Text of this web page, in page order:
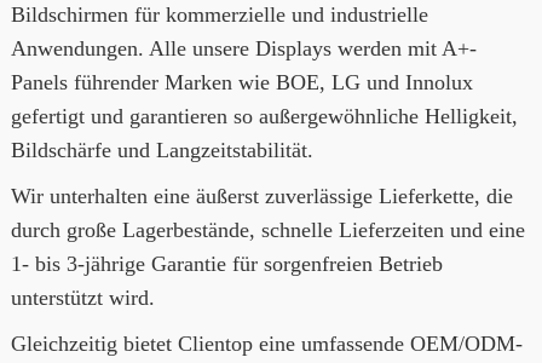
Bildschirmen für kommerzielle und industrielle
Anwendungen. Alle unsere Displays werden mit A+-
Panels führender Marken wie BOE, LG und Innolux
gefertigt und garantieren so außergewöhnliche Helligkeit,
Bildschärfe und Langzeitstabilität.
Wir unterhalten eine äußerst zuverlässige Lieferkette, die
durch große Lagerbestände, schnelle Lieferzeiten und eine
1- bis 3-jährige Garantie für sorgenfreien Betrieb
unterstützt wird.
Gleichzeitig bietet Clientop eine umfassende OEM/ODM-